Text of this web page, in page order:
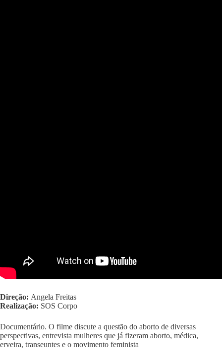
Direção: Angela Freitas
Realização: SOS Corpo
Documentário. O filme discute a questão do aborto de diversas
perspectivas, entrevista mulheres que já fizeram aborto, médica,
erveira, transeuntes e o movimento feminista